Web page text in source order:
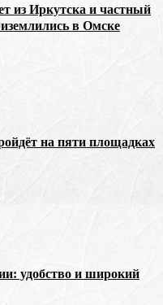
из Иркутска и частный
в Омске
на пяти площадках
удобство и широкий